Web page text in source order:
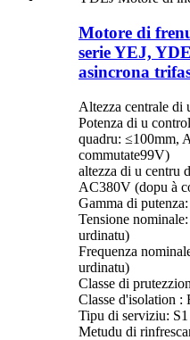
Motore di
serie YEJ,
asincrona
Altezza centrale di
Potenza di u
quadru: ≤100mm,
commutate99V)
altezza di u centru
AC380V (dopu à
Gamma di
Tensione
urdinatu)
Frequenza
urdinatu)
Classe di
Classe d'isolation :
Tipu di serviziu: S1
Metudu di